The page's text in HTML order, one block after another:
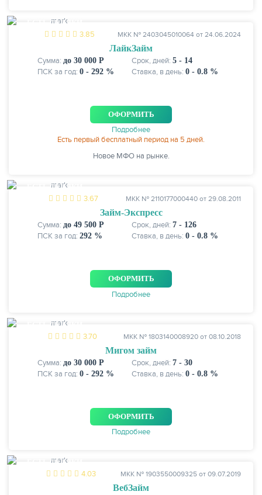
ЕСТЬ СКИДКИ
3.85 МКК № 2403045010064 от 24.06.2024
ЛайкЗайм
Сумма: до 30 000 Р Срок, дней: 5 - 14
ПСК за год: 0 - 292 % Ставка, в день: 0 - 0.8 %
ОФОРМИТЬ
Подробнее
Есть первый бесплатный период на 5 дней.
Новое МФО на рынке.
ЕСТЬ СКИДКИ
3.67 МКК № 2110177000440 от 29.08.2011
Займ-Экспресс
Сумма: до 49 500 Р Срок, дней: 7 - 126
ПСК за год: 292 % Ставка, в день: 0 - 0.8 %
ОФОРМИТЬ
Подробнее
ЕСТЬ СКИДКИ
3.70 МКК № 1803140008920 от 08.10.2018
Мигом займ
Сумма: до 30 000 Р Срок, дней: 7 - 30
ПСК за год: 0 - 292 % Ставка, в день: 0 - 0.8 %
ОФОРМИТЬ
Подробнее
ЕСТЬ СКИДКИ
4.03 МКК № 1903550009325 от 09.07.2019
ВебЗайм